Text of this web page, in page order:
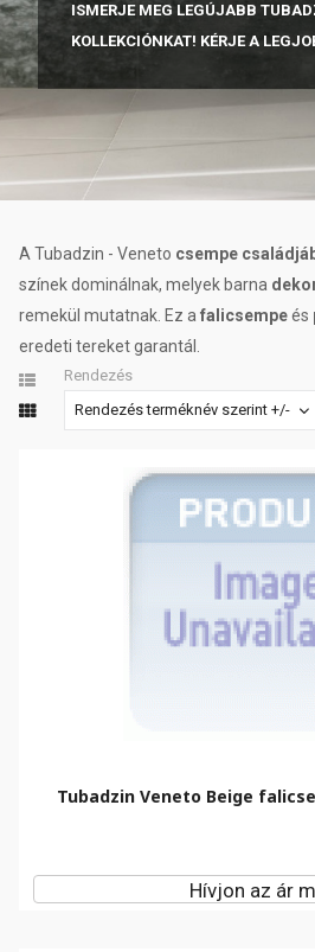
ISMERJE MEG LEGÚJABB
KOLLEKCIÓNKAT! KÉRJE A
A Tubadzin - Veneto csempe
színek dominálnak, melyek barna
remekül mutatnak. Ez a falicsempeés
eredeti tereket garantál.
Rendezés
Rendezés terméknév szerint +/-
Tubadzin Veneto Beige
Hívjon az ár